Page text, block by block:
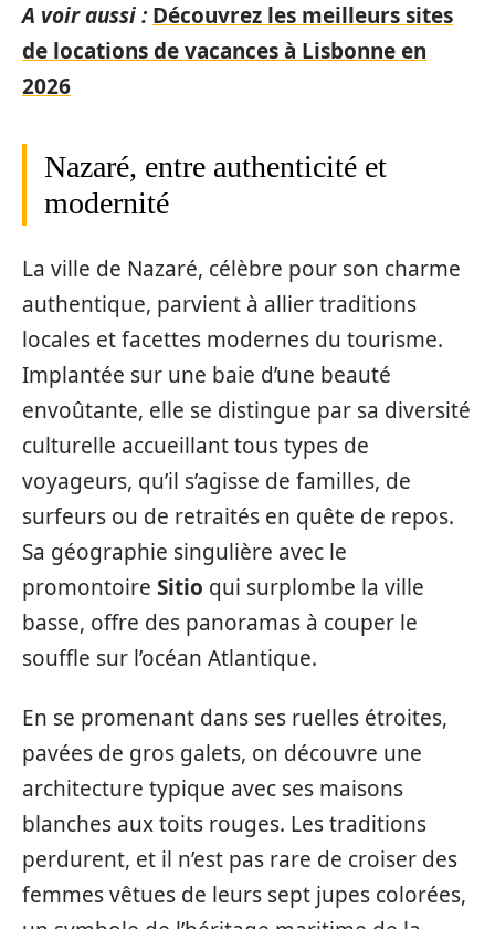
A voir aussi : Découvrez les meilleurs sites
de locations de vacances à Lisbonne en
2026
Nazaré, entre authenticité et
modernité
La ville de Nazaré, célèbre pour son charme
authentique, parvient à allier traditions
locales et facettes modernes du tourisme.
Implantée sur une baie d’une beauté
envoûtante, elle se distingue par sa diversité
culturelle accueillant tous types de
voyageurs, qu’il s’agisse de familles, de
surfeurs ou de retraités en quête de repos.
Sa géographie singulière avec le
promontoire Sitio qui surplombe la ville
basse, offre des panoramas à couper le
souffle sur l’océan Atlantique.
En se promenant dans ses ruelles étroites,
pavées de gros galets, on découvre une
architecture typique avec ses maisons
blanches aux toits rouges. Les traditions
perdurent, et il n’est pas rare de croiser des
femmes vêtues de leurs sept jupes colorées,